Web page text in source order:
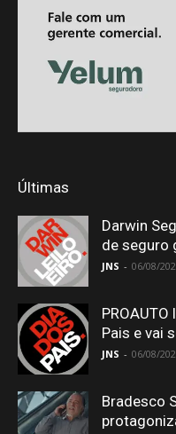
Últimas
Darwin
de seguro
JNS - 06/08/
Pais e vai
JNS - 06/08/
Bradesco